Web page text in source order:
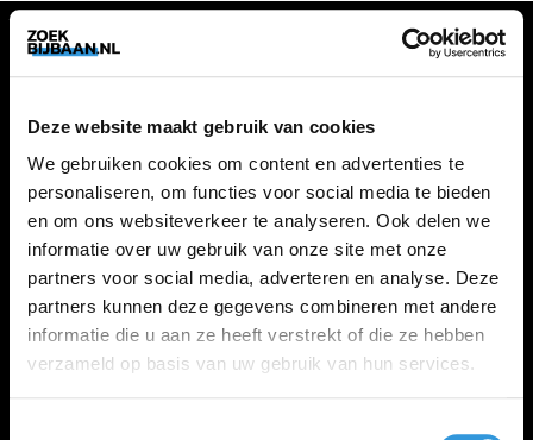
Deze website maakt gebruik van cookies
We gebruiken cookies om content en advertenties te
personaliseren, om functies voor social media te bieden
en om ons websiteverkeer te analyseren. Ook delen we
informatie over uw gebruik van onze site met onze
partners voor social media, adverteren en analyse. Deze
partners kunnen deze gegevens combineren met andere
informatie die u aan ze heeft verstrekt of die ze hebben
verzameld op basis van uw gebruik van hun services.
ZOEKBIJBAAN
FAQ
Kennis maken met MELON
VACATURES
Alle vacatures